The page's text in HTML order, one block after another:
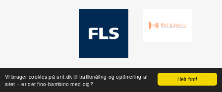
Helt fint!
Vi bruger cookies på unf.dk til trafikmåling og optimering af
sitet – er det fino-bambino med dig?